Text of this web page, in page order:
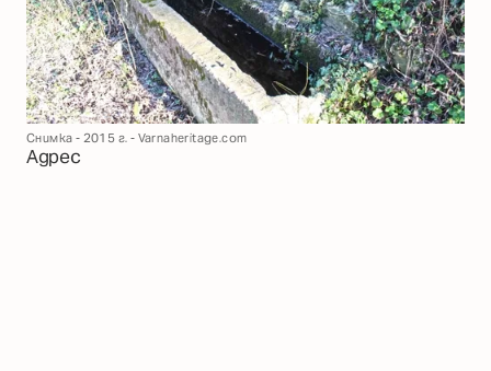
Снимка - 2015 г. - Varnaheritage.com
Адрес